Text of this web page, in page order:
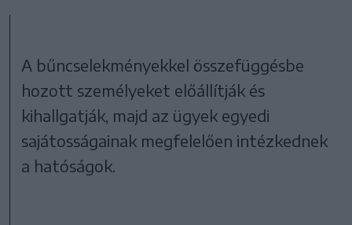
A bűncselekményekkel összefüggésbe
hozott személyeket előállítják és
kihallgatják, majd az ügyek egyedi
sajátosságainak megfelelően intézkednek
a hatóságok.